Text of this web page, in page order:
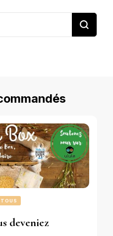
TOUS
deveniez